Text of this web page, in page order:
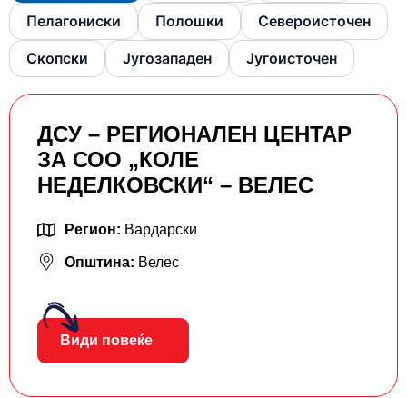
Пелагониски Полошки Североисточен
Скопски Југозападен Југоисточен
ДСУ – РЕГИОНАЛЕН ЦЕНТАР
ЗА СОО „КОЛЕ
НЕДЕЛКОВСКИ“ – ВЕЛЕС
Регион: Вардарски
Општина: Велес
Види повеќе